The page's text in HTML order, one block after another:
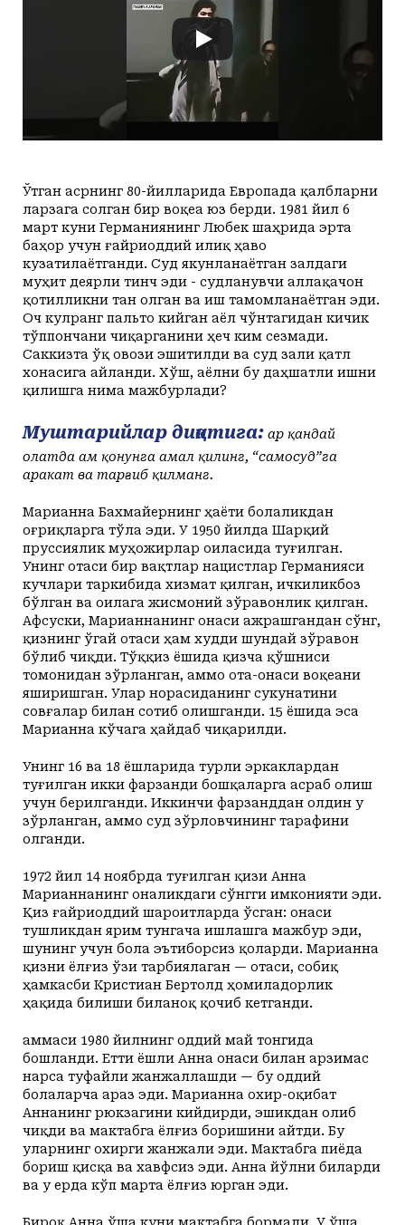
Маданият ва маърифат
Суратлар сўзлаганда...
Колумнистлар
Ўзбекистон журналистлари
Hozir 02:00 03:00 04:00
O'z
Кириш
Yakshanba, 09
Chorshanba, 12
Juma, 14
Shanba, 15 +23 +20
Ўтган асрнинг 80-йилларида Европада қалбларни
ларзага солган бир воқеа юз берди. 1981 йил 6
март куни Германиянинг Любек шаҳрида эрта
баҳор учун ғайриоддий илиқ ҳаво
кузатилаётганди. Суд якунланаётган залдаги
муҳит деярли тинч эди - судланувчи аллақачон
қотилликни тан олган ва иш тамомланаётган эди.
Оч кулранг пальто кийган аёл чўнтагидан кичик
тўппончани чиқарганини ҳеч ким сезмади.
Саккизта ўқ овози эшитилди ва суд зали қатл
хонасига айланди. Хўш, аёлни бу даҳшатли ишни
қилишга нима мажбурлади?
Муштарийлар диққатига: ҳар қандай
ҳолатда ҳам қонунга амал қилинг, “самосуд”га
ҳаракат ва тарғиб қилманг.
Марианна Бахмайернинг ҳаёти болаликдан
оғриқларга тўла эди. У 1950 йилда Шарқий
пруссиялик муҳожирлар оиласида туғилган.
Унинг отаси бир вақтлар нацистлар Германияси
кучлари таркибида хизмат қилган, ичкиликбоз
бўлган ва оилага жисмоний зўравонлик қилган.
Афсуски, Марианнанинг онаси ажрашгандан сўнг,
қизнинг ўгай отаси ҳам худди шундай зўравон
бўлиб чиқди. Тўққиз ёшида қизча қўшниси
томонидан зўрланган, аммо ота-онаси воқеани
яширишган. Улар норасиданинг сукунатини
совғалар билан сотиб олишганди. 15 ёшида эса
Марианна кўчага ҳайдаб чиқарилди.
Унинг 16 ва 18 ёшларида турли эркаклардан
туғилган икки фарзанди бошқаларга асраб олиш
учун берилганди. Иккинчи фарзанддан олдин у
зўрланган, аммо суд зўрловчининг тарафини
олганди.
1972 йил 14 ноябрда туғилган қизи Анна
Марианнанинг оналикдаги сўнгги имконияти эди.
Қиз ғайриоддий шароитларда ўсган: онаси
тушликдан ярим тунгача ишлашга мажбур эди,
шунинг учун бола эътиборсиз қоларди. Марианна
қизни ёлғиз ўзи тарбиялаган — отаси, собиқ
ҳамкасби Кристиан Бертолд ҳомиладорлик
ҳақида билиши биланоқ қочиб кетганди.
Ҳаммаси 1980 йилнинг оддий май тонгида
бошланди. Етти ёшли Анна онаси билан арзимас
нарса туфайли жанжаллашди — бу оддий
болаларча араз эди. Марианна охир-оқибат
Аннанинг рюкзагини кийдирди, эшикдан олиб
чиқди ва мактабга ёлғиз боришини айтди. Бу
уларнинг охирги жанжали эди. Мактабга пиёда
бориш қисқа ва хавфсиз эди. Анна йўлни биларди
ва у ерда кўп марта ёлғиз юрган эди.